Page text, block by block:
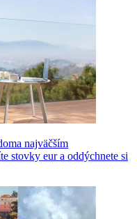
najväčším
stovky eur a oddýchnete si